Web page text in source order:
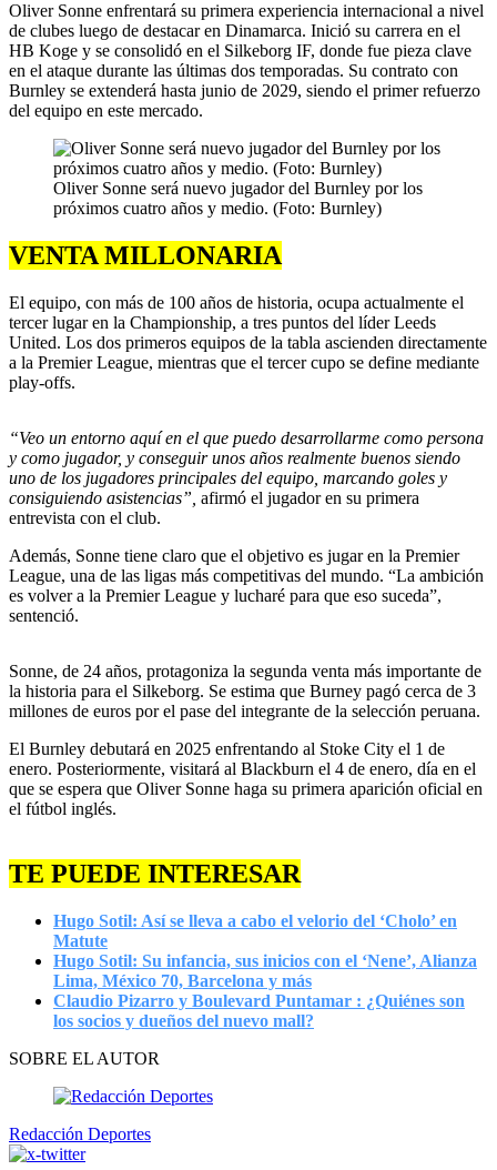
Oliver Sonne enfrentará su primera experiencia internacional a nivel
de clubes luego de destacar en Dinamarca. Inició su carrera en el
HB Koge y se consolidó en el Silkeborg IF, donde fue pieza clave
en el ataque durante las últimas dos temporadas. Su contrato con
Burnley se extenderá hasta junio de 2029, siendo el primer refuerzo
del equipo en este mercado.
Oliver Sonne será nuevo jugador del Burnley por los
próximos cuatro años y medio. (Foto: Burnley)
VENTA MILLONARIA
El equipo, con más de 100 años de historia, ocupa actualmente el
tercer lugar en la Championship, a tres puntos del líder Leeds
United. Los dos primeros equipos de la tabla ascienden directamente
a la Premier League, mientras que el tercer cupo se define mediante
play-offs.
“Veo un entorno aquí en el que puedo desarrollarme como persona
y como jugador, y conseguir unos años realmente buenos siendo
uno de los jugadores principales del equipo, marcando goles y
consiguiendo asistencias”, afirmó el jugador en su primera
entrevista con el club.
Además, Sonne tiene claro que el objetivo es jugar en la Premier
League, una de las ligas más competitivas del mundo. “La ambición
es volver a la Premier League y lucharé para que eso suceda”,
sentenció.
Sonne, de 24 años, protagoniza la segunda venta más importante de
la historia para el Silkeborg. Se estima que Burney pagó cerca de 3
millones de euros por el pase del integrante de la selección peruana.
El Burnley debutará en 2025 enfrentando al Stoke City el 1 de
enero. Posteriormente, visitará al Blackburn el 4 de enero, día en el
que se espera que Oliver Sonne haga su primera aparición oficial en
el fútbol inglés.
TE PUEDE INTERESAR
Hugo Sotil: Así se lleva a cabo el velorio del ‘Cholo’ en
Matute
Hugo Sotil: Su infancia, sus inicios con el ‘Nene’, Alianza
Lima, México 70, Barcelona y más
Claudio Pizarro y Boulevard Puntamar : ¿Quiénes son
los socios y dueños del nuevo mall?
SOBRE EL AUTOR
Redacción Deportes